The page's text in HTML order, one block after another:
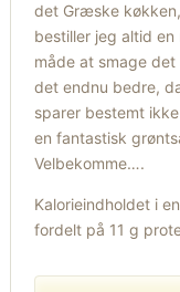
det Græske
bestiller jeg altid
måde at smage
det endnu bedre,
sparer bestemt
en fantastisk
Velbekomme….
Kalorieindholdet i
fordelt på 11 g